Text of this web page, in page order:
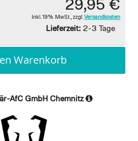
29,95 €
Inkl. 19% MwSt. zzgl. Versandkosten
Lieferzeit: 2-3 Tage
Warenkorb
AfC GmbH Chemnitz